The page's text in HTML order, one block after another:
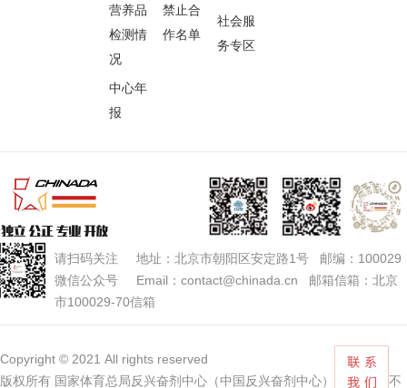
营养品
检测情
况
中心年
报
禁止合
作名单
社会服
务专区
请扫码关注 地址：北京市朝阳区安定路1号 邮编：100029
微信公众号 Email：contact@chinada.cn 邮箱信箱：北京
市100029-70信箱
Copyright © 2021 All rights reserved
版权所有 国家体育总局反兴奋剂中心（中国反兴奋剂中心） 未经授权不